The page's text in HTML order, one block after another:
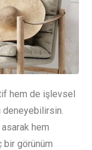
hem de işlevsel
deneyebilirsin.
hem
bir görünüm